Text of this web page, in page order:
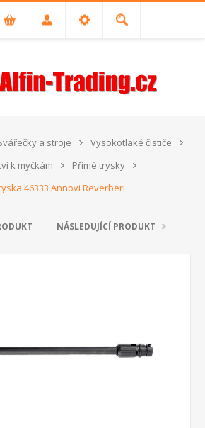
a stroje
Vysokotlaké čističe
k myčkám
Přímé trysky
46333 Annovi Reverberi
NÁSLEDUJÍCÍ PRODUKT